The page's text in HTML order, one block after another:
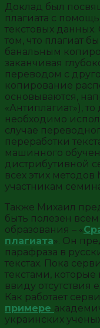
Доклад был
плагиата с
текстовых данных.
том, что плагиат
банальным
заканчивая
переводом с
копирование
основываются,
«Антиплагиат»),
необходимо
случае
переработки
машинного
дистрибутивной
всех этих
участникам
Также Михаил
быть полезен
образования – «
плагиата». Он
парафраза в
текстах. Пока
текстами, которые
ввиду отсутствия
Как работает
примере
украинских